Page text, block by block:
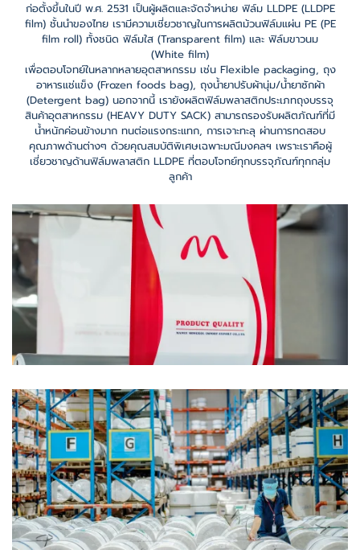
ก่อตั้งขึ้นในปี พ.ศ. 2531 เป็นผู้ผลิตและจัดจำหน่าย ฟิล์ม LLDPE (LLDPE
film) ชั้นนำของไทย เรามีความเชี่ยวชาญในการผลิตม้วนฟิล์มแผ่น PE (PE
film roll) ทั้งชนิด ฟิล์มใส (Transparent film) และ ฟิล์มขาวนม
(White film)
เพื่อตอบโจทย์ในหลากหลายอุตสาหกรรม เช่น Flexible packaging, ถุง
อาหารแช่แข็ง (Frozen foods bag), ถุงน้ำยาปรับผ้านุ่ม/น้ำยาซักผ้า
(Detergent bag) นอกจากนี้ เรายังผลิตฟิล์มพลาสติกประเภทถุงบรรจุ
สินค้าอุตสาหกรรม (HEAVY DUTY SACK) สามารถรองรับผลิตภัณฑ์ที่มี
น้ำหนักค่อนข้างมาก ทนต่อแรงกระแทก, การเจาะทะลุ ผ่านการทดสอบ
คุณภาพด้านต่างๆ ด้วยคุณสมบัติพิเศษเฉพาะมณีมงคลฯ เพราะเราคือผู้
เชี่ยวชาญด้านฟิล์มพลาสติก LLDPE ที่ตอบโจทย์ทุกบรรจุภัณฑ์ทุกกลุ่ม
ลูกค้า